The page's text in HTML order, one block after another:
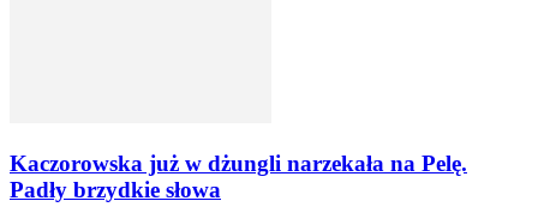
Kaczorowska już w dżungli narzekała na Pelę.
Padły brzydkie słowa